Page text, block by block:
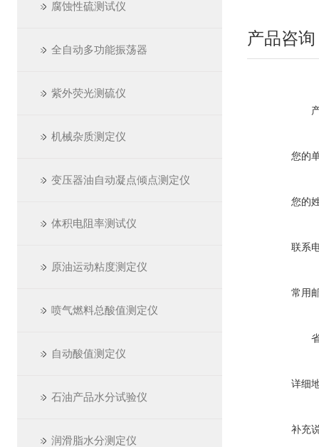
腐蚀性硫测试仪
全自动多功能振荡器
紫外荧光测硫仪
机械杂质测定仪
变压器油自动凝点倾点测定仪
体积电阻率测试仪
原油运动粘度测定仪
喷气燃料总酸值测定仪
自动酸值测定仪
石油产品水分试验仪
润滑脂水分测定仪
产品咨询
您的
您的
联系
常用
详细
补充